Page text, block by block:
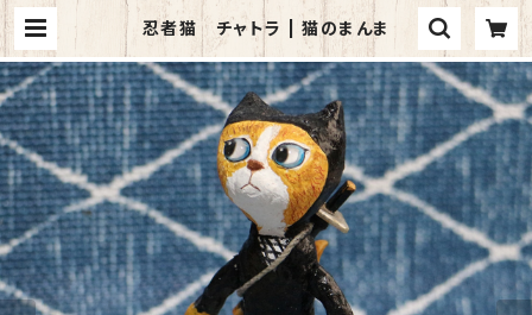
忍者猫 チャトラ | 猫のまんま